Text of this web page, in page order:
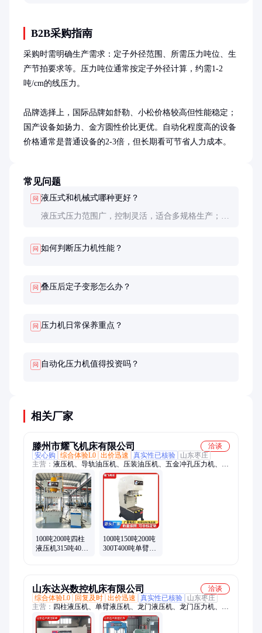
B2B采购指南
采购时需明确生产需求：定子外径范围、所需压力吨位、生
产节拍要求等。压力吨位通常按定子外径计算，约需1-2
吨/cm的线压力。
品牌选择上，国际品牌如舒勒、小松价格较高但性能稳定；
国产设备如扬力、金方圆性价比更优。自动化程度高的设备
价格通常是普通设备的2-3倍，但长期看可节省人力成本。
常见问题
问 液压式和机械式哪种更好？
液压式压力范围广，控制灵活，适合多规格生产；机
问 如何判断压力机性能？
问 叠压后定子变形怎么办？
问 压力机日常保养重点？
问 自动化压力机值得投资吗？
相关厂家
滕州市耀飞机床有限公司
洽谈
安心购
综合体验L0 出价迅速 真实性已核验
山东枣庄
主营： 液压机、导轨油压机、压装油压机、五金冲孔压力机、门
面压花机、可移动校直机、压力轴承机设备、轴承零件压装机
100吨200吨四柱
液压机315吨400
100吨150吨200吨
300T400吨单臂液
山东达兴数控机床有限公司
洽谈
综合体验L0
回复及时 出价迅速 真实性已核验
山东枣庄
主营： 四柱液压机、单臂液压机、龙门液压机、龙门压力机、粉
末成型机、拉伸液压机、机械冲床、汽车零部件拉伸成型液压
机、复合材料模压成型液压机、热压机、冷挤压液压机、不锈钢